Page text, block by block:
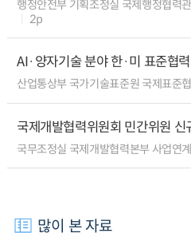
행정안전부 기획조정실 국제행정협력
2p
AI·양자기술 분야 한·미 표준협
산업통상부 국가기술표준원 국제표준
국제개발협력위원회 민간위원 신
국무조정실 국제개발협력본부 사업연
많이 본 자료